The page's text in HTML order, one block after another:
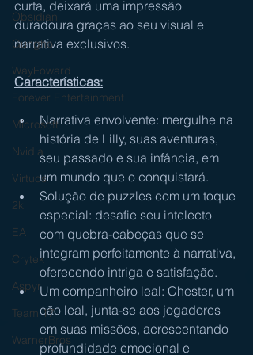
Obsidian
Gungho
WayFoward
Forever Entertainment
Microsoft
Nvidia
Virtuos
2k
EA
Crytek
Aspyr
Team 17
WarnerBros
curta, deixará uma impressão
duradoura graças ao seu visual e
narrativa exclusivos.
Características:
Narrativa envolvente: mergulhe na
história de Lilly, suas aventuras,
seu passado e sua infância, em
um mundo que o conquistará.
Solução de puzzles com um toque
especial: desafie seu intelecto
com quebra-cabeças que se
integram perfeitamente à narrativa,
oferecendo intriga e satisfação.
Um companheiro leal: Chester, um
cão leal, junta-se aos jogadores
em suas missões, acrescentando
profundidade emocional e